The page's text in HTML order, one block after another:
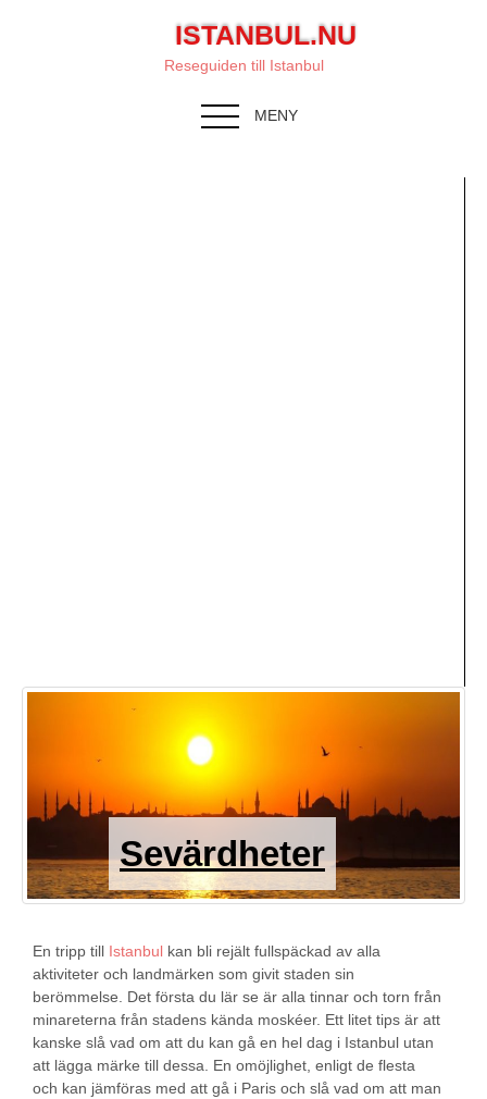
ISTANBUL.NU
Reseguiden till Istanbul
MENY
Sevärdheter
En tripp till Istanbul kan bli rejält fullspäckad av alla
aktiviteter och landmärken som givit staden sin
berömmelse. Det första du lär se är alla tinnar och torn från
minareterna från stadens kända moskéer. Ett litet tips är att
kanske slå vad om att du kan gå en hel dag i Istanbul utan
att lägga märke till dessa. En omöjlighet, enligt de flesta
och kan jämföras med att gå i Paris och slå vad om att man